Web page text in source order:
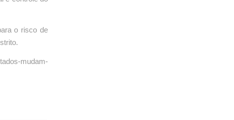
o risco de
mudam-